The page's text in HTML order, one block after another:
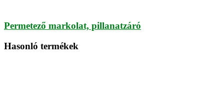
Permetező markolat, pillanatzáró
Hasonló termékek